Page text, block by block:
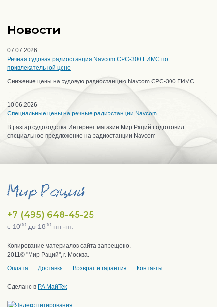
Новости
07.07.2026
Речная судовая радиостанция Navcom CPC-300 ГИМС по
привлекательной цене
Снижение цены на судовую радиостанцию Navcom CPC-300 ГИМС
10.06.2026
Специальные цены на речные радиостанции Navcom
В разгар судоходства Интернет магазин Мир Раций подготовил
специальное предложение на радиостанции Navcom
+7 (495) 648-45-25
с 1000 до 1800 пн.-пт.
Копирование материалов сайта запрещено.
2011© "Мир Раций", г. Москва.
Оплата
Доставка Возврат и гарантия Контакты
Сделано в РА МайТек